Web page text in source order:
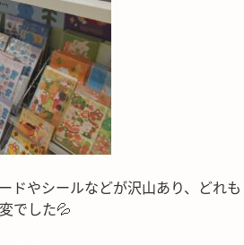
ドやシールなどが沢山あり、どれも
でした💦